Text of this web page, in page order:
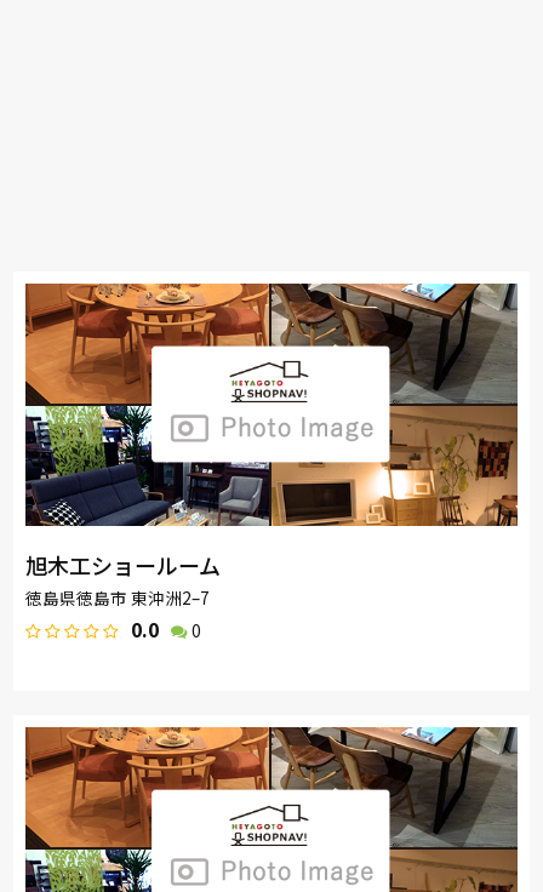
旭木工ショールーム
徳島県徳島市 東沖洲2–7
0.0 0